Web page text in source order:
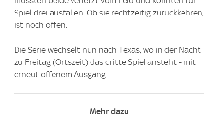
Spiel drei ausfallen. Ob sie rechtzeitig zurückkehren,
ist noch offen.
Die Serie wechselt nun nach Texas, wo in der Nacht
zu Freitag (Ortszeit) das dritte Spiel ansteht - mit
erneut offenem Ausgang.
Mehr dazu